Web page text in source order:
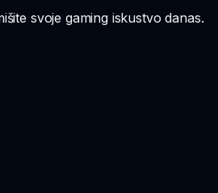
svoje gaming iskustvo danas.